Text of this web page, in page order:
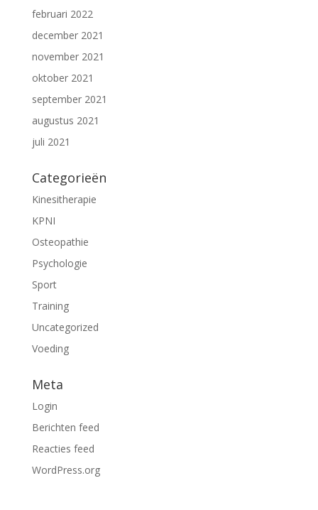
februari 2022
december 2021
november 2021
oktober 2021
september 2021
augustus 2021
juli 2021
Categorieën
Kinesitherapie
KPNI
Osteopathie
Psychologie
Sport
Training
Uncategorized
Voeding
Meta
Login
Berichten feed
Reacties feed
WordPress.org